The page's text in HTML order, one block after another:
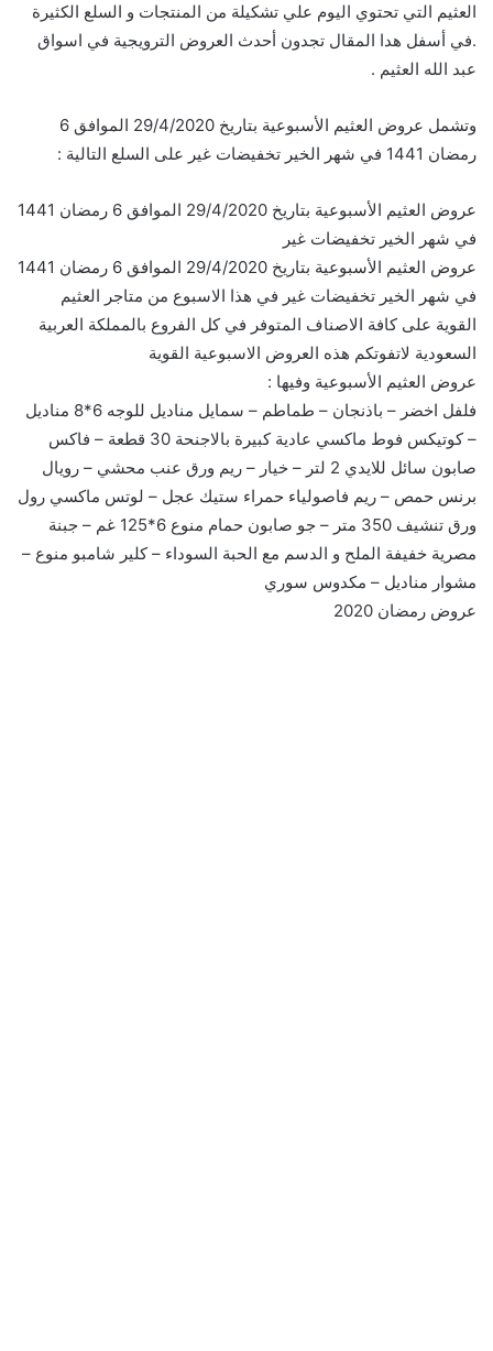
العثيم التي تحتوي اليوم علي تشكيلة من المنتجات و السلع الكثيرة
.في أسفل هدا المقال تجدون أحدث العروض الترويجية في اسواق
عبد الله العثيم .
وتشمل عروض العثيم الأسبوعية بتاريخ 29/4/2020 الموافق 6
رمضان 1441 في شهر الخير تخفيضات غير على السلع التالية :
عروض العثيم الأسبوعية بتاريخ 29/4/2020 الموافق 6 رمضان 1441
في شهر الخير تخفيضات غير
عروض العثيم الأسبوعية بتاريخ 29/4/2020 الموافق 6 رمضان 1441
في شهر الخير تخفيضات غير في هذا الاسبوع من متاجر العثيم
القوية على كافة الاصناف المتوفر في كل الفروع بالمملكة العربية
السعودية لاتفوتكم هذه العروض الاسبوعية القوية
عروض العثيم الأسبوعية وفيها :
فلفل اخضر – باذنجان – طماطم – سمايل مناديل للوجه 6*8 مناديل
– كوتيكس فوط ماكسي عادية كبيرة بالاجنحة 30 قطعة – فاكس
صابون سائل للايدي 2 لتر – خيار – ريم ورق عنب محشي – رويال
برنس حمص – ريم فاصولياء حمراء ستيك عجل – لوتس ماكسي رول
ورق تنشيف 350 متر – جو صابون حمام منوع 6*125 غم – جبنة
مصرية خفيفة الملح و الدسم مع الحبة السوداء – كلير شامبو منوع –
مشوار مناديل – مكدوس سوري
عروض رمضان 2020